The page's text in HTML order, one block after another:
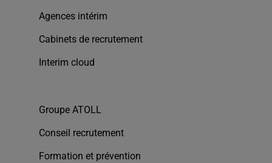
Agences intérim
Cabinets de recrutement
Interim cloud
Groupe ATOLL
Conseil recrutement
Formation et prévention